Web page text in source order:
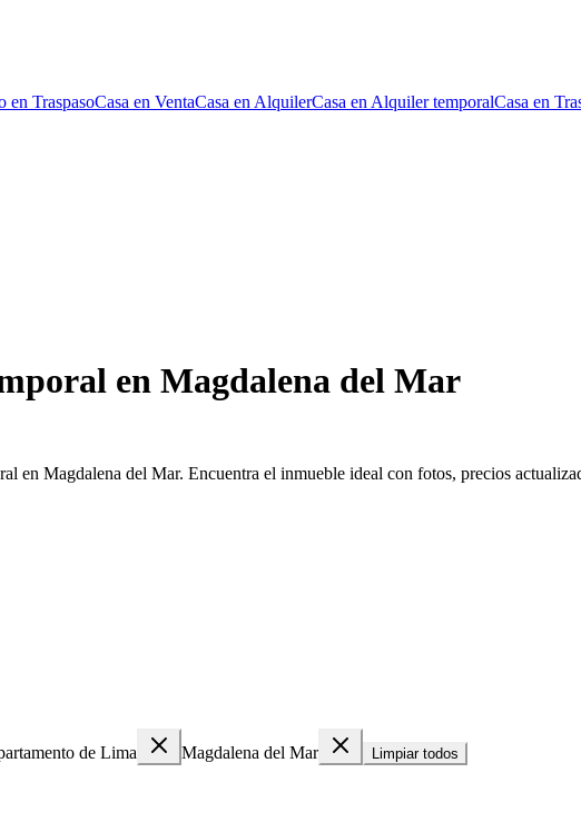
en TraspasoCasa en VentaCasa en AlquilerCasa en Alquiler temporalCasa en
en Magdalena del Mar
en Magdalena del Mar. Encuentra el inmueble ideal con fotos, precios
de Lima Magdalena del Mar Limpiar todos